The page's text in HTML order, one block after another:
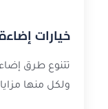
خيارات
تتنوع طرق
ولكل منها